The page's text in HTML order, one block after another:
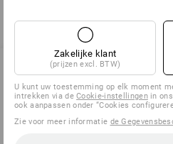
SERVICE
Zakelijke klant
(prijzen excl. BTW)
U kunt uw toestemming op elk moment
intrekken via deCookie-instellingenin ons
ook aanpassen onder “Cookies
Zie voor meer informatie de